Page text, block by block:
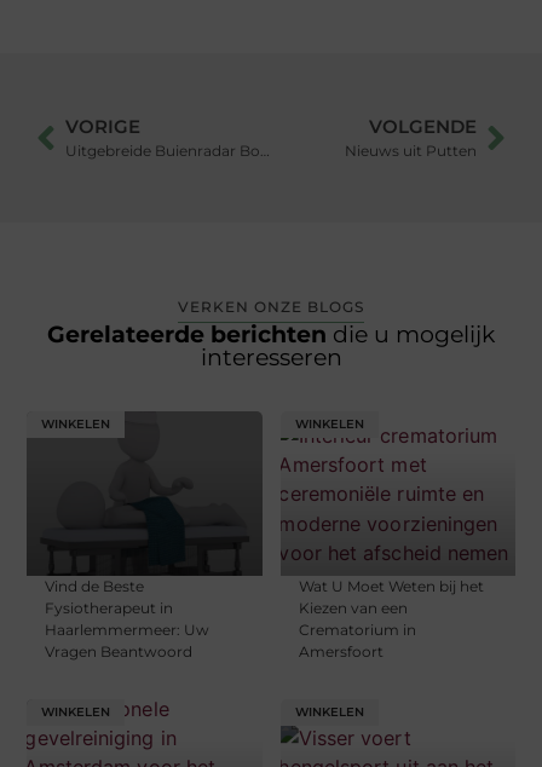
VORIGE
Uitgebreide Buienradar Borculo
VOLGENDE
Nieuws uit Putten
VERKEN ONZE BLOGS
Gerelateerde berichten die u mogelijk
interesseren
WINKELEN
Vind de Beste
Fysiotherapeut in
Haarlemmermeer: Uw
Vragen Beantwoord
WINKELEN
Wat U Moet Weten bij het
Kiezen van een
Crematorium in
Amersfoort
WINKELEN WINKELEN